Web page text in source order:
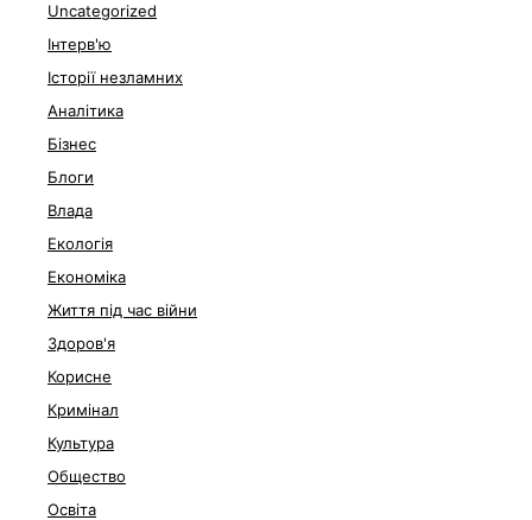
Uncategorized
Інтерв'ю
Історії незламних
Аналітика
Бізнес
Блоги
Влада
Екологія
Економіка
Життя під час війни
Здоров'я
Корисне
Кримінал
Культура
Общество
Освіта